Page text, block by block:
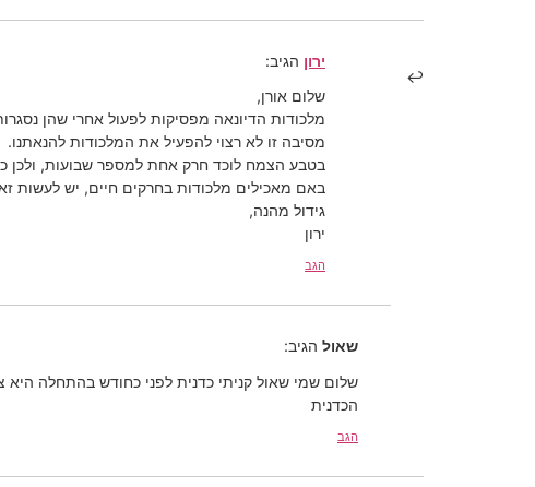
ירון הגיב:
שלום אורן,
מלכודות הדיונאה מפסיקות לפעול אחרי שהן
מסיבה זו לא רצוי להפעיל את המלכודות להנאתנו.
בטבע הצמח לוכד חרק אחת למספר שבועות,
באם מאכילים מלכודות בחרקים חיים, יש
גידול מהנה,
ירון
הגב
שאול הגיב:
שלום שמי שאול קניתי כדנית לפני כחודש בהתחלה
הכדנית
הגב